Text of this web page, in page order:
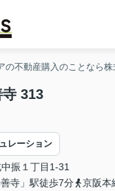
の不動産購入のことなら
寺 313
レーション
振 １丁目1-31
寺」駅徒歩7分
京阪本